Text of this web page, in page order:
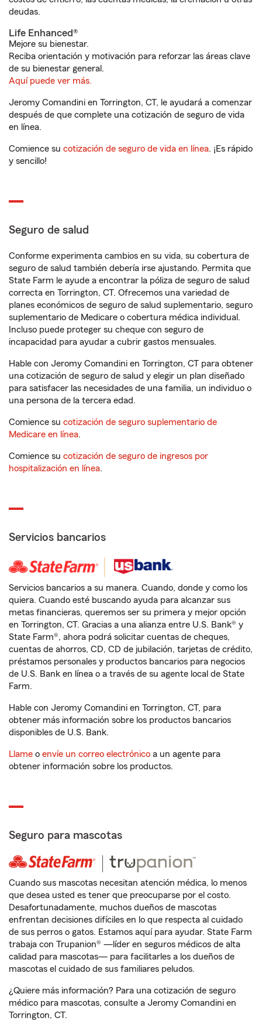
deudas.
Life Enhanced®
Mejore su bienestar.
Reciba orientación y motivación para reforzar las áreas clave
de su bienestar general.
Aquí puede ver más.
Jeromy Comandini en Torrington, CT, le ayudará a comenzar
después de que complete una cotización de seguro de vida
en línea.
Comience su cotización de seguro de vida en línea. ¡Es rápido
y sencillo!
Seguro de salud
Conforme experimenta cambios en su vida, su cobertura de
seguro de salud también debería irse ajustando. Permita que
State Farm le ayude a encontrar la póliza de seguro de salud
correcta en Torrington, CT. Ofrecemos una variedad de
planes económicos de seguro de salud suplementario, seguro
suplementario de Medicare o cobertura médica individual.
Incluso puede proteger su cheque con seguro de
incapacidad para ayudar a cubrir gastos mensuales.
Hable con Jeromy Comandini en Torrington, CT para obtener
una cotización de seguro de salud y elegir un plan diseñado
para satisfacer las necesidades de una familia, un individuo o
una persona de la tercera edad.
Comience su cotización de seguro suplementario de
Medicare en línea.
Comience su cotización de seguro de ingresos por
hospitalización en línea.
Servicios bancarios
Servicios bancarios a su manera. Cuando, donde y como los
quiera. Cuando esté buscando ayuda para alcanzar sus
metas financieras, queremos ser su primera y mejor opción
en Torrington, CT. Gracias a una alianza entre U.S. Bank® y
State Farm®, ahora podrá solicitar cuentas de cheques,
cuentas de ahorros, CD, CD de jubilación, tarjetas de crédito,
préstamos personales y productos bancarios para negocios
de U.S. Bank en línea o a través de su agente local de State
Farm.
Hable con Jeromy Comandini en Torrington, CT, para
obtener más información sobre los productos bancarios
disponibles de U.S. Bank.
Llame o envíe un correo electrónico a un agente para
obtener información sobre los productos.
Seguro para mascotas
Cuando sus mascotas necesitan atención médica, lo menos
que desea usted es tener que preocuparse por el costo.
Desafortunadamente, muchos dueños de mascotas
enfrentan decisiones difíciles en lo que respecta al cuidado
de sus perros o gatos. Estamos aquí para ayudar. State Farm
trabaja con Trupanion® —líder en seguros médicos de alta
calidad para mascotas— para facilitarles a los dueños de
mascotas el cuidado de sus familiares peludos.
¿Quiere más información? Para una cotización de seguro
médico para mascotas, consulte a Jeromy Comandini en
Torrington, CT.